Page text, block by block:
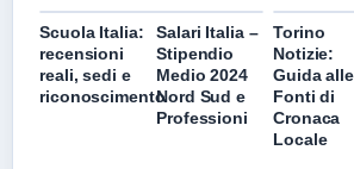
Scuola Italia:
recensioni
reali, sedi e
riconoscimento
Salari Italia –
Stipendio
Medio 2024
Nord Sud e
Professioni
Torino
Notizie:
Guida alle
Fonti di
Cronaca
Locale